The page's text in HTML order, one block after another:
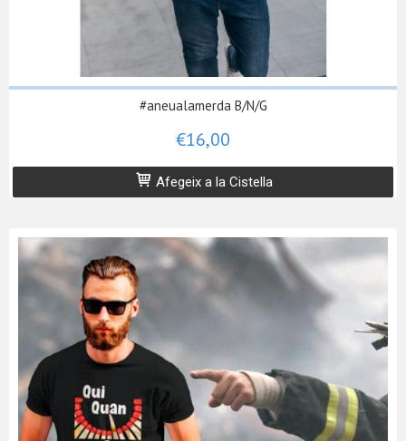
#aneualamerda B/N/G
€16,00
Afegeix a la Cistella